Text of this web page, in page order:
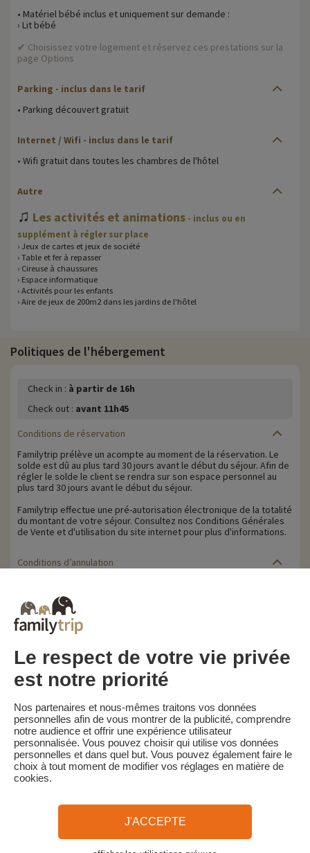
• Matériel bébé inclus et uniquement sur demande :
› Lit bébé
✔ Choisissez votre logement et réservez ces prestations sur la
page Options
Parking - inclus dans le tarif
• Parking découvert gratuit
Internet / Wifi - inclus dans le tarif
• Wifi gratuit dans toutes les chambres de l'hôtel
Autre
♫ Les activités et animations - inclus ou en
supplément à régler sur place
› Jeux de cartes et jeux de société
› Table et fer à repasser
› Cireuse à chaussures
› Espace informatique
› Activités pour les enfants
› Aire de jeux de 200m2 dans les jardins de l'hôtel
Politiques de l'hébergement
Check in : à partir de 16h
Check out : avant 11h45
Conditions de réservation
Familytrip prélève un acompte au moment de la réservation. Le
solde est dû au plus tard 30 jours avant le début du séjour. Afin de
régler le solde le client se rendra sur son espace personnel au
plus tard 30 jours avant le début du séjour.
Familytrip effectue une pré-autorisation électronique de la totalité
du montant de votre séjour. Consultez nos Conditions Générales
de Vente et d'utilisation du site internet pour plus d'informations.
Conditions d’annulation
début du séjour. Le client reçoit un rappel de paiement du solde
de la réservation par e-mail 35 jours avant le début du séjour.
Les pénalités d'annulation sont calculées sur la base du barème
suivant :
• Annulation 30 jours ou plus avant la date de début du séjour :
acompte conservé
• Annulation moins de 30 jours avant la date de début du séjour :
100 % du prix du séjour
Familytrip vous conseille de souscrire l'assurance annulation de
son partenaire AREAS Assurancesa. Souscrivez au moment de la
réservation ou dans les 24h suivant votre réservation par
téléphone.
CGV et Charte de Confidentialité
La Presse parle de nous
Plan du site
Le respect de votre vie privée
est notre priorité
Nos partenaires et nous-mêmes traitons vos données
personnelles afin de vous montrer de la publicité, comprendre
notre audience et offrir une expérience utilisateur
personnalisée. Vous pouvez choisir qui utilise vos données
personnelles et dans quel but. Vous pouvez également faire le
choix à tout moment de modifier vos réglages en matière de
cookies.
J'ACCEPTE